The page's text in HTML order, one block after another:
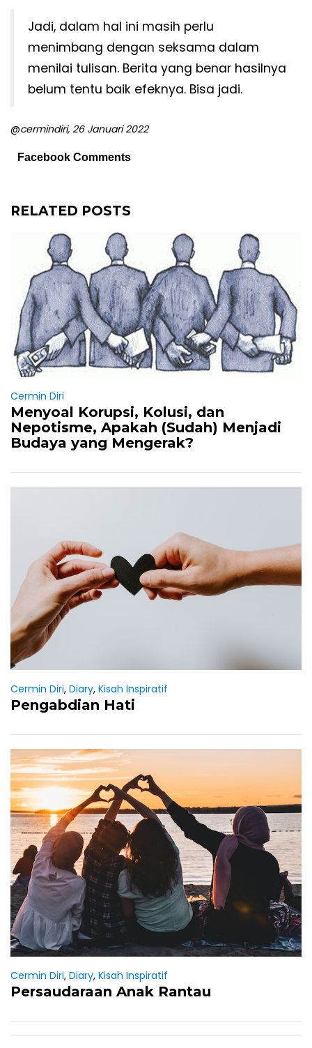
Jadi, dalam hal ini masih perlu
menimbang dengan seksama dalam
menilai tulisan. Berita yang benar hasilnya
belum tentu baik efeknya. Bisa jadi.
@cermindiri, 26 Januari 2022
Facebook Comments
RELATED POSTS
Cermin Diri
Menyoal Korupsi, Kolusi, dan
Nepotisme, Apakah (Sudah) Menjadi
Budaya yang Mengerak?
Cermin Diri, Diary, Kisah Inspiratif
Pengabdian Hati
Cermin Diri, Diary, Kisah Inspiratif
Persaudaraan Anak Rantau